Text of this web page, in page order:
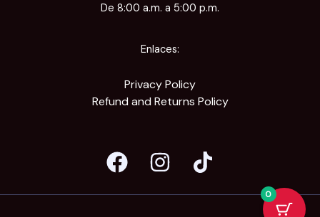
De 8:00 a.m. a 5:00 p.m.
Enlaces:
Privacy Policy
Refund and Returns Policy
0